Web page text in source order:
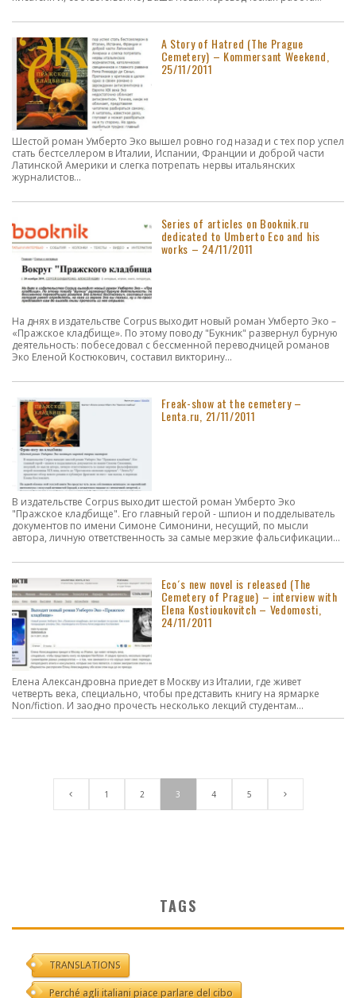
A Story of Hatred (The Prague
Cemetery) – Kommersant Weekend,
25/11/2011
Шестой роман Умберто Эко вышел ровно год назад и с тех пор успел
стать бестселлером в Италии, Испании, Франции и доброй части
Латинской Америки и слегка потрепать нервы итальянских
журналистов...
Series of articles on Booknik.ru
dedicated to Umberto Eco and his
works – 24/11/2011
На днях в издательстве Corpus выходит новый роман Умберто Эко –
«Пражское кладбище». По этому поводу "Букник" развернул бурную
деятельность: побеседовал с бессменной переводчицей романов
Эко Еленой Костюкович, составил викторину...
Freak-show at the cemetery –
Lenta.ru, 21/11/2011
В издательстве Corpus выходит шестой роман Умберто Эко
"Пражское кладбище". Его главный герой - шпион и подделыватель
документов по имени Симоне Симонини, несущий, по мысли
автора, личную ответственность за самые мерзкие фальсификации...
Eco´s new novel is released (The
Cemetery of Prague) – interview with
Elena Kostioukovitch – Vedomosti,
24/11/2011
Елена Александровна приедет в Москву из Италии, где живет
четверть века, специально, чтобы представить книгу на ярмарке
Non/fiction. И заодно прочесть несколько лекций студентам...
1 2 3 4 5
TAGS
TRANSLATIONS
Perché agli italiani piace parlare del cibo